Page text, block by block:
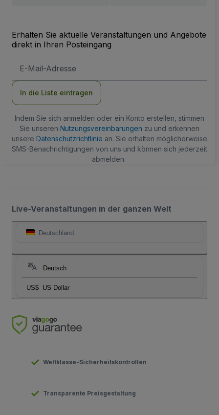
Erhalten Sie aktuelle Veranstaltungen und Angebote
direkt in Ihren Posteingang
Mail-
In die Liste eintragen
Indem Sie sich anmelden oder ein Konto erstellen, stimmen
Sie unseren Nutzungsvereinbarungen zu und erkennen
unsere Datenschutzrichtlinie an. Sie erhalten möglicherweise
SMS-Benachrichtigungen von uns und können sich jederzeit
abmelden.
Live-Veranstaltungen in der ganzen Welt
Deutschland
Deutsch
US$ US Dollar
Weltklasse-Sicherheitskontrollen
Transparente Preisgestaltung